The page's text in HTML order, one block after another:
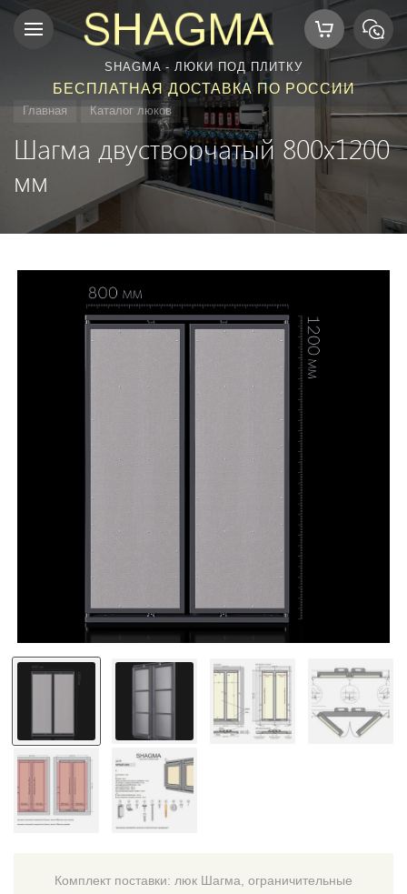
SHAGMA - ЛЮКИ ПОД ПЛИТКУ
БЕСПЛАТНАЯ ДОСТАВКА ПО РОССИИ
Главная Каталог люков
Шагма двустворчатый 800x1200
мм
Комплект поставки: люк Шагма, ограничительные